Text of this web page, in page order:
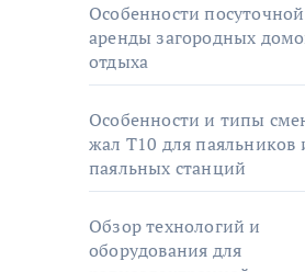
Особенности посуточной
аренды загородных
отдыха
Особенности и типы
жал T10 для паяльников
паяльных станций
Обзор технологий и
оборудования для